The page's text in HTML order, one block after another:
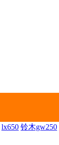
lx650 铃木gw250